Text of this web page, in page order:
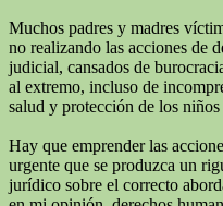
Muchos padres y madres
no realizando las acciones de
judicial, cansados de
al extremo, incluso de
salud y protección de los
Hay que emprender las
urgente que se produzca un
jurídico sobre el correcto